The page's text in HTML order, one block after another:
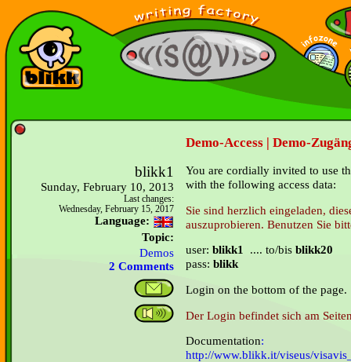
Demo-Access | Demo-
blikk1
Sunday, February 10, 2013
Last changes:
Wednesday, February 15, 2017
Language:
Topic:
Demos
2 Comments
You are cordially invited to use
with the following access data:
Sie sind herzlich eingeladen,
auszuprobieren. Benutzen Sie
user: blikk1 .... to/bis blikk20
pass: blikk
Login on the bottom of the page.
Der Login befindet sich am
Documentation:
http://www.blikk.it/viseus/